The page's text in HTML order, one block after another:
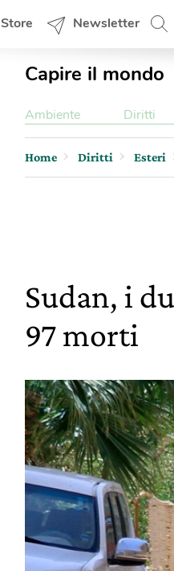
Store Newsletter
Capire il mondo
Ambiente Diritti
Home Diritti Esteri
Sudan, i
97 morti